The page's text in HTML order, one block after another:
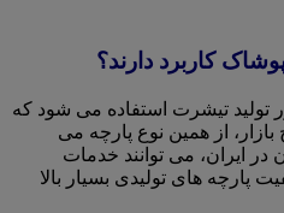
کاربرد دارند؟
تولید تیشرت استفاده می شود که
از همین نوع پارچه می
در ایران، می توانند خدمات
پارچه های تولیدی بسیار بالا